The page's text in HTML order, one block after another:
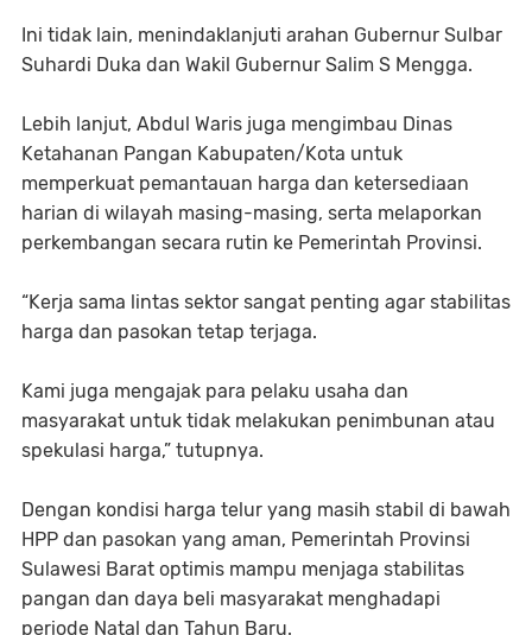
Ini tidak lain, menindaklanjuti arahan Gubernur Sulbar
Suhardi Duka dan Wakil Gubernur Salim S Mengga.
Lebih lanjut, Abdul Waris juga mengimbau Dinas
Ketahanan Pangan Kabupaten/Kota untuk
memperkuat pemantauan harga dan ketersediaan
harian di wilayah masing-masing, serta melaporkan
perkembangan secara rutin ke Pemerintah Provinsi.
“Kerja sama lintas sektor sangat penting agar stabilitas
harga dan pasokan tetap terjaga.
Kami juga mengajak para pelaku usaha dan
masyarakat untuk tidak melakukan penimbunan atau
spekulasi harga,” tutupnya.
Dengan kondisi harga telur yang masih stabil di bawah
HPP dan pasokan yang aman, Pemerintah Provinsi
Sulawesi Barat optimis mampu menjaga stabilitas
pangan dan daya beli masyarakat menghadapi
periode Natal dan Tahun Baru.